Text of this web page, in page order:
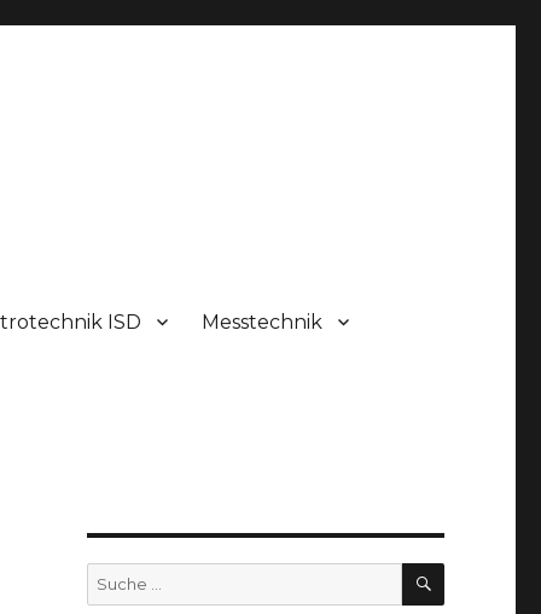
ISD Messtechnik
Suche
nach:
SUCHEN